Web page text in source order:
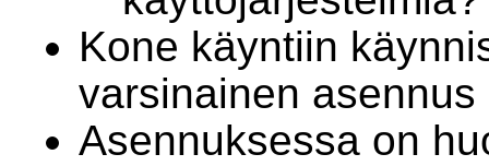
Kone käyntiin
varsinainen asennus
Asennuksessa on